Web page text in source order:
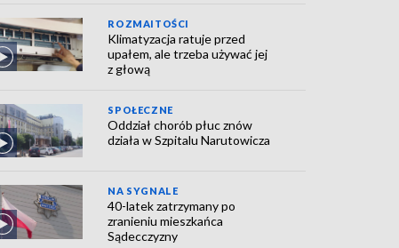
ROZMAITOŚCI
Klimatyzacja ratuje przed
upałem, ale trzeba używać jej
z głową
SPOŁECZNE
Oddział chorób płuc znów
działa w Szpitalu Narutowicza
NA SYGNALE
40-latek zatrzymany po
zranieniu mieszkańca
Sądecczyzny